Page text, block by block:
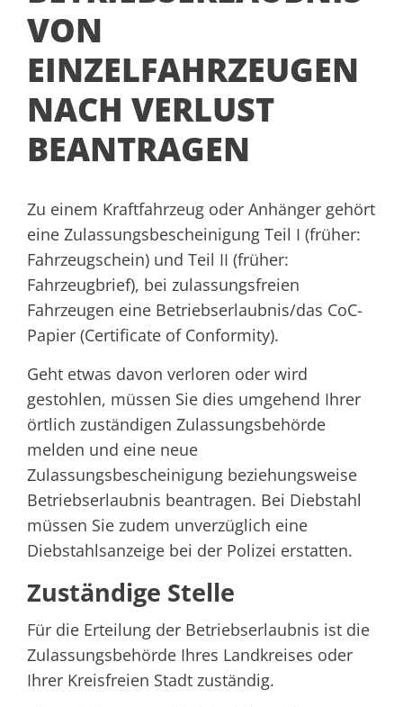
VON
EINZELFAHRZEUGEN
NACH VERLUST
BEANTRAGEN
Zu einem Kraftfahrzeug oder Anhänger gehört
eine Zulassungsbescheinigung Teil I (früher:
Fahrzeugschein) und Teil II (früher:
Fahrzeugbrief), bei zulassungsfreien
Fahrzeugen eine Betriebserlaubnis/das CoC-
Papier (Certificate of Conformity).
Geht etwas davon verloren oder wird
gestohlen, müssen Sie dies umgehend Ihrer
örtlich zuständigen Zulassungsbehörde
melden und eine neue
Zulassungsbescheinigung beziehungsweise
Betriebserlaubnis beantragen. Bei Diebstahl
müssen Sie zudem unverzüglich eine
Diebstahlsanzeige bei der Polizei erstatten.
Zuständige Stelle
Für die Erteilung der Betriebserlaubnis ist die
Zulassungsbehörde Ihres Landkreises oder
Ihrer Kreisfreien Stadt zuständig.